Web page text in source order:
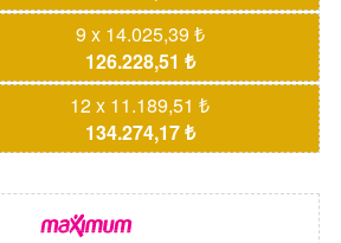
9 x 14.025,39 ₺
126.228,51 ₺
12 x 11.189,51 ₺
134.274,17 ₺